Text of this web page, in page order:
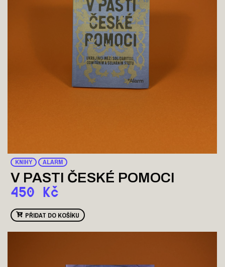
KNIHY ALARM
V PASTI ČESKÉ POMOCI
450 Kč
PŘIDAT DO KOŠÍKU